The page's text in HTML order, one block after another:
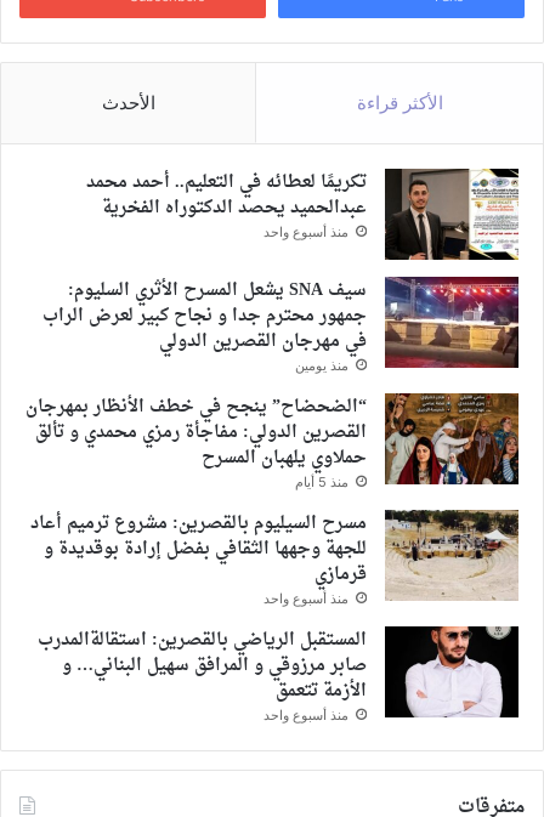
الأكثر قراءة الأحدث
تكريمًا لعطائه في التعليم.. أحمد محمد
عبدالحميد يحصد الدكتوراه الفخرية
منذ أسبوع واحد
سيف SNA يشعل المسرح الأثري السليوم:
جمهور محترم جدا و نجاح كبير لعرض الراب
في مهرجان القصرين الدولي
منذ يومين
“الضحضاح” ينجح في خطف الأنظار بمهرجان
القصرين الدولي: مفاجأة رمزي محمدي و تألق
حملاوي يلهبان المسرح
منذ 5 أيام
مسرح السيليوم بالقصرين: مشروع ترميم أعاد
للجهة وجهها الثقافي بفضل إرادة بوقديدة و
قرمازي
منذ أسبوع واحد
المستقبل الرياضي بالقصرين: استقالةالمدرب
صابر مرزوقي و المرافق سهيل البناني… و
الأزمة تتعمق
منذ أسبوع واحد
متفرقات